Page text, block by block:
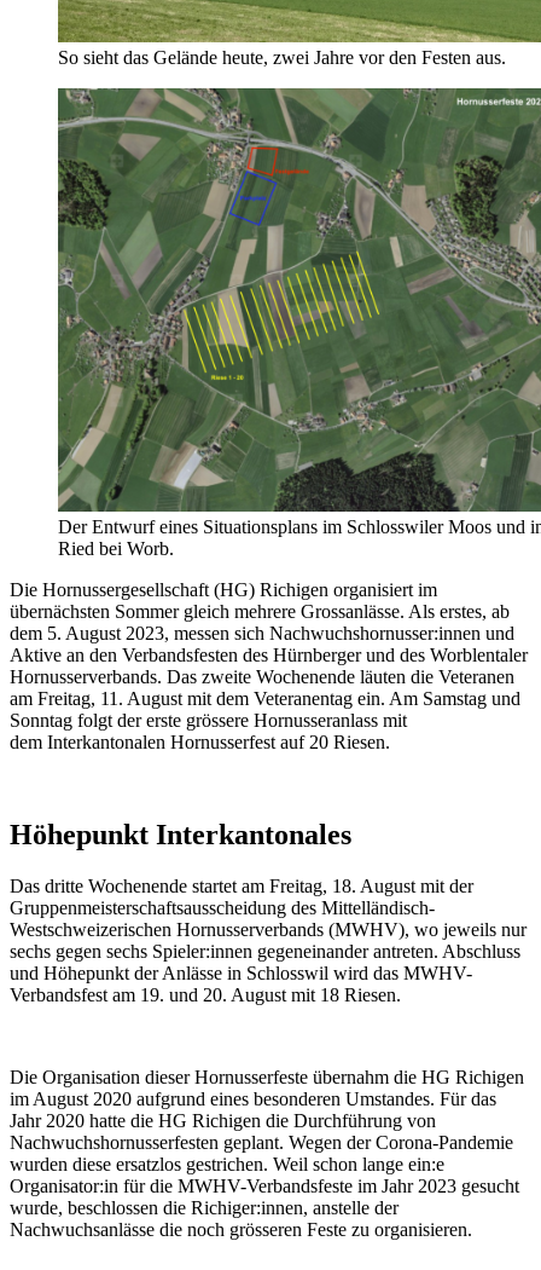
So sieht das Gelände heute, zwei Jahre vor den Festen aus.
Der Entwurf eines Situationsplans im Schlosswiler Moos und
Ried bei Worb.
Die Hornussergesellschaft (HG) Richigen organisiert im
übernächsten Sommer gleich mehrere Grossanlässe. Als erstes, ab
dem 5. August 2023, messen sich Nachwuchshornusser:innen und
Aktive an den Verbandsfesten des Hürnberger und des Worblentaler
Hornusserverbands. Das zweite Wochenende läuten die Veteranen
am Freitag, 11. August mit dem Veteranentag ein. Am Samstag und
Sonntag folgt der erste grössere Hornusseranlass mit
dem Interkantonalen Hornusserfest auf 20 Riesen.
Höhepunkt Interkantonales
Das dritte Wochenende startet am Freitag, 18. August mit der
Gruppenmeisterschaftsausscheidung des Mittelländisch-
Westschweizerischen Hornusserverbands (MWHV), wo jeweils nur
sechs gegen sechs Spieler:innen gegeneinander antreten. Abschluss
und Höhepunkt der Anlässe in Schlosswil wird das MWHV-
Verbandsfest am 19. und 20. August mit 18 Riesen.
Die Organisation dieser Hornusserfeste übernahm die HG Richigen
im August 2020 aufgrund eines besonderen Umstandes. Für das
Jahr 2020 hatte die HG Richigen die Durchführung von
Nachwuchshornusserfesten geplant. Wegen der Corona-Pandemie
wurden diese ersatzlos gestrichen. Weil schon lange ein:e
Organisator:in für die MWHV-Verbandsfeste im Jahr 2023 gesucht
wurde, beschlossen die Richiger:innen, anstelle der
Nachwuchsanlässe die noch grösseren Feste zu organisieren.